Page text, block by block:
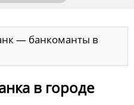
— банкоманты в
в городе